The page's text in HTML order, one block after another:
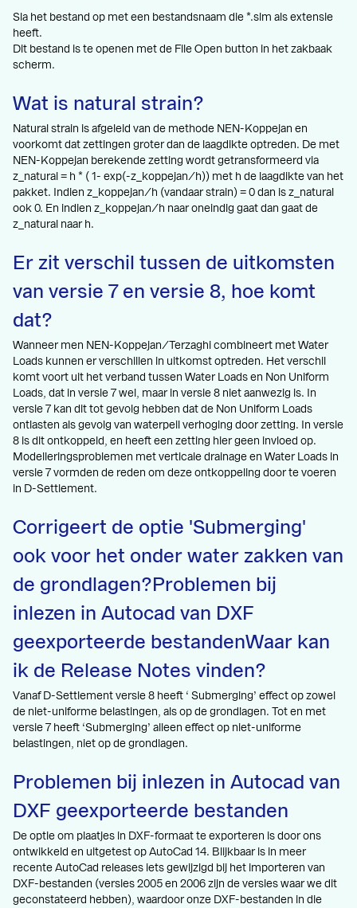
Sla het bestand op met een bestandsnaam die *.slm als extensie
heeft.
Dit bestand is te openen met de File Open button in het zakbaak
scherm.
Wat is natural strain?
Natural strain is afgeleid van de methode NEN-Koppejan en
voorkomt dat zettingen groter dan de laagdikte optreden. De met
NEN-Koppejan berekende zetting wordt getransformeerd via
z_natural = h * ( 1- exp(-z_koppejan/h)) met h de laagdikte van het
pakket. Indien z_koppejan/h (vandaar strain) = 0 dan is z_natural
ook 0. En indien z_koppejan/h naar oneindig gaat dan gaat de
z_natural naar h.
Er zit verschil tussen de uitkomsten
van versie 7 en versie 8, hoe komt
dat?
Wanneer men NEN-Koppejan/Terzaghi combineert met Water
Loads kunnen er verschillen in uitkomst optreden. Het verschil
komt voort uit het verband tussen Water Loads en Non Uniform
Loads, dat in versie 7 wel, maar in versie 8 niet aanwezig is. In
versie 7 kan dit tot gevolg hebben dat de Non Uniform Loads
ontlasten als gevolg van waterpeil verhoging door zetting. In versie
8 is dit ontkoppeld, en heeft een zetting hier geen invloed op.
Modelleringsproblemen met verticale drainage en Water Loads in
versie 7 vormden de reden om deze ontkoppeling door te voeren
in D-Settlement.
Corrigeert de optie 'Submerging'
ook voor het onder water zakken van
de grondlagen?Problemen bij
inlezen in Autocad van DXF
geexporteerde bestandenWaar kan
ik de Release Notes vinden?
Vanaf D-Settlement versie 8 heeft ‘ Submerging’ effect op zowel
de niet-uniforme belastingen, als op de grondlagen. Tot en met
versie 7 heeft ‘Submerging’ alleen effect op niet-uniforme
belastingen, niet op de grondlagen.
Problemen bij inlezen in Autocad van
DXF geexporteerde bestanden
De optie om plaatjes in DXF-formaat te exporteren is door ons
ontwikkeld en uitgetest op AutoCad 14. Blijkbaar is in meer
recente AutoCad releases iets gewijzigd bij het importeren van
DXF-bestanden (versies 2005 en 2006 zijn de versies waar we dit
geconstateerd hebben), waardoor onze DXF-bestanden in die